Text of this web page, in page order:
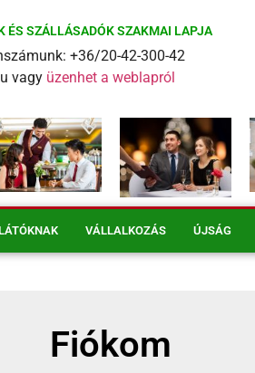
ÉS SZÁLLÁSADÓK SZAKMAI LAPJA
+36/20-42-300-42
vagy üzenhet a weblapról
VÁLLALKOZÁS ÚJSÁG
Fiókom